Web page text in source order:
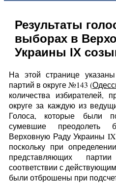
Результаты
выборах в
Украины IX
На этой странице
партий в округе №143 (
количества избирателей,
округе за каждую из
Голоса, которые были
сумевшие преодолеть
Верховную Раду Украины
поскольку при
представляющих
соответствии с
были отброшены при